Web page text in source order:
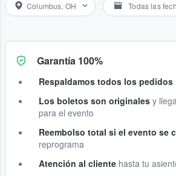
Columbus, OH Todas las
Garantía 100%
Respaldamos todos los pedidos
Los boletos son originales y
para el evento
Reembolso total si el evento se
reprograma
Atención al cliente hasta tu